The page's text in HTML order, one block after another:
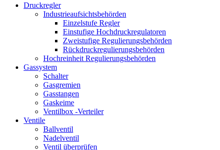
Druckregler
Industrieaufsichtsbehörden
Einzelstufe Regler
Einstufige Hochdruckregulatoren
Zweistufige Regulierungsbehörden
Rückdruckregulierungsbehörden
Hochreinheit Regulierungsbehörden
Gassystem
Schalter
Gasgremien
Gasstangen
Gaskeime
Ventilbox -Verteiler
Ventile
Ballventil
Nadelventil
Ventil überprüfen